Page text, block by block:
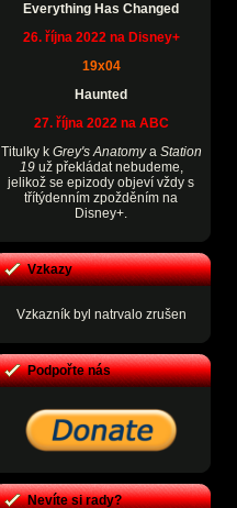
Everything Has Changed
26. října 2022 na Disney+
19x04
Haunted
27. října 2022 na ABC
Titulky k Grey's Anatomya Station
19už překládat nebudeme,
jelikož se epizody objeví vždy s
třítýdenním zpožděním na
Disney+.
Vzkazy
Vzkazník byl natrvalo zrušen
Podpořte nás
Nevíte si rady?